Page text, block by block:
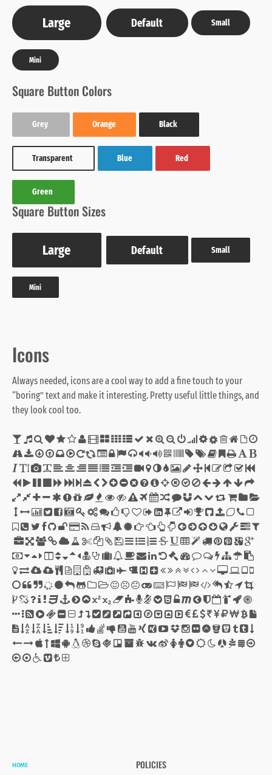
Large Default Small
Mini
Square Button Colors
Grey Orange Black
Transparent Blue Red
Green
Square Button Sizes
Large Default Small
Mini
Icons
Always needed, icons are a cool way to add a fine touch to your
“boring” text and make it interesting. Pretty useful little things, and
they look cool too.
HOME
POLICIES